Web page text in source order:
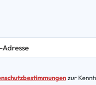
zur